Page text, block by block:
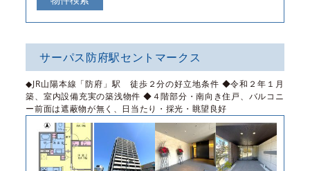
サーパス防府駅セントマークス
◆JR山陽本線「防府」駅 徒歩２分の好立地条件 ◆令和２年１月
築、室内設備充実の築浅物件 ◆４階部分・南向き住戸、バルコニ
ー前面は遮蔽物が無く、日当たり・採光・眺望良好